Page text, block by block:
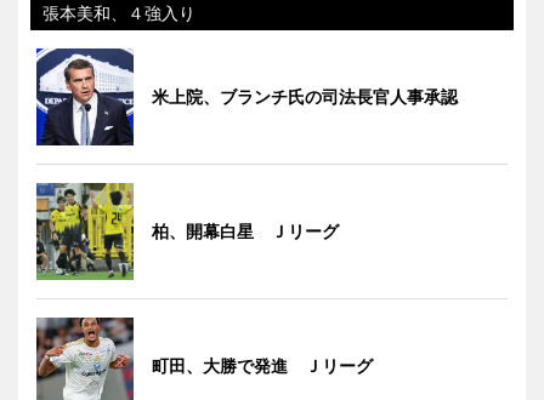
張本美和、４強入り
米上院、ブランチ氏の司法長官人事承認
柏、開幕白星 Ｊリーグ
町田、大勝で発進 Ｊリーグ